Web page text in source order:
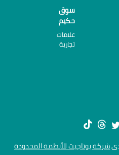
سوق
حكيم
علامات
تجارية
شركة يوتاجيت للأنظمة المحدودة